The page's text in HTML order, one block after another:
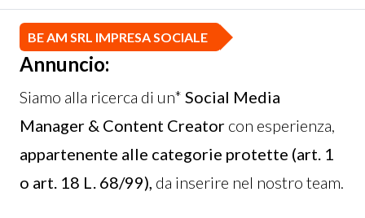
BE AM SRL IMPRESA SOCIALE
Annuncio:
Siamo alla ricerca di un* Social Media
Manager & Content Creator con esperienza,
appartenente alle categorie protette (art. 1
o art. 18 L. 68/99), da inserire nel nostro team.